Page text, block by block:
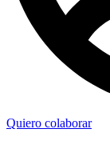
Quiero colaborar